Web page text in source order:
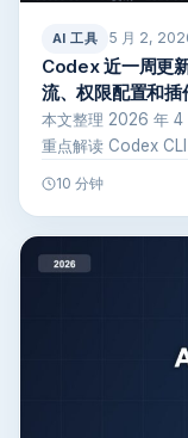
AI 工具 5 月 2,
Codex 近一周更
流、权限配置和插
本文整理 2026 年 4
重点解读 Codex
10 分钟